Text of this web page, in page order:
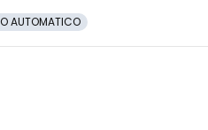
AUTOMATICO